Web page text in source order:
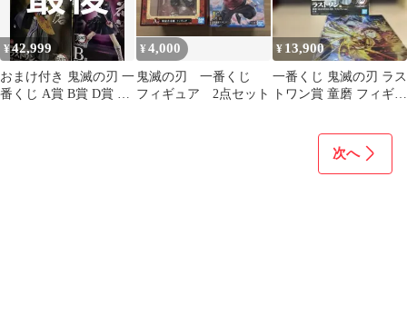
¥42,999
おまけ付き 鬼滅の刃 一
番くじ A賞 B賞 D賞 ラ
¥4,000
鬼滅の刃 一番くじ
フィギュア 2点セット
¥ 13,900
一番くじ 鬼滅の刃 ラス
トワン賞 童磨 フィギュ
次へ